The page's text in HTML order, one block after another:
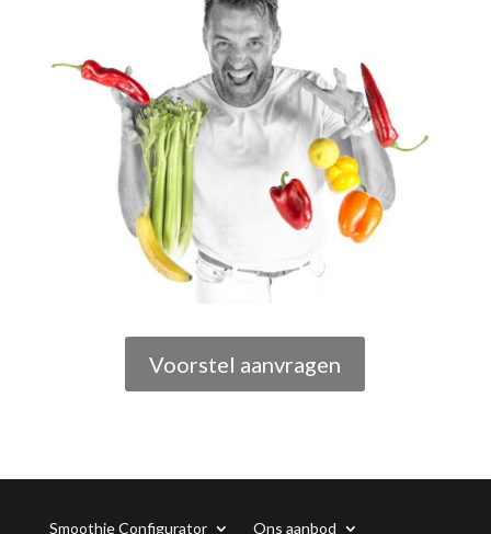
Voorstel aanvragen
Smoothie Configurator Ons aanbod